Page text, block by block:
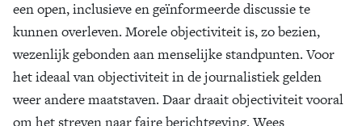
een open, inclusieve en geïnformeerde discussie te
kunnen overleven. Morele objectiviteit is, zo bezien,
wezenlijk gebonden aan menselijke standpunten. Voor
het ideaal van objectiviteit in de journalistiek gelden
weer andere maatstaven. Daar draait objectiviteit vooral
om het streven naar faire berichtgeving. Wees